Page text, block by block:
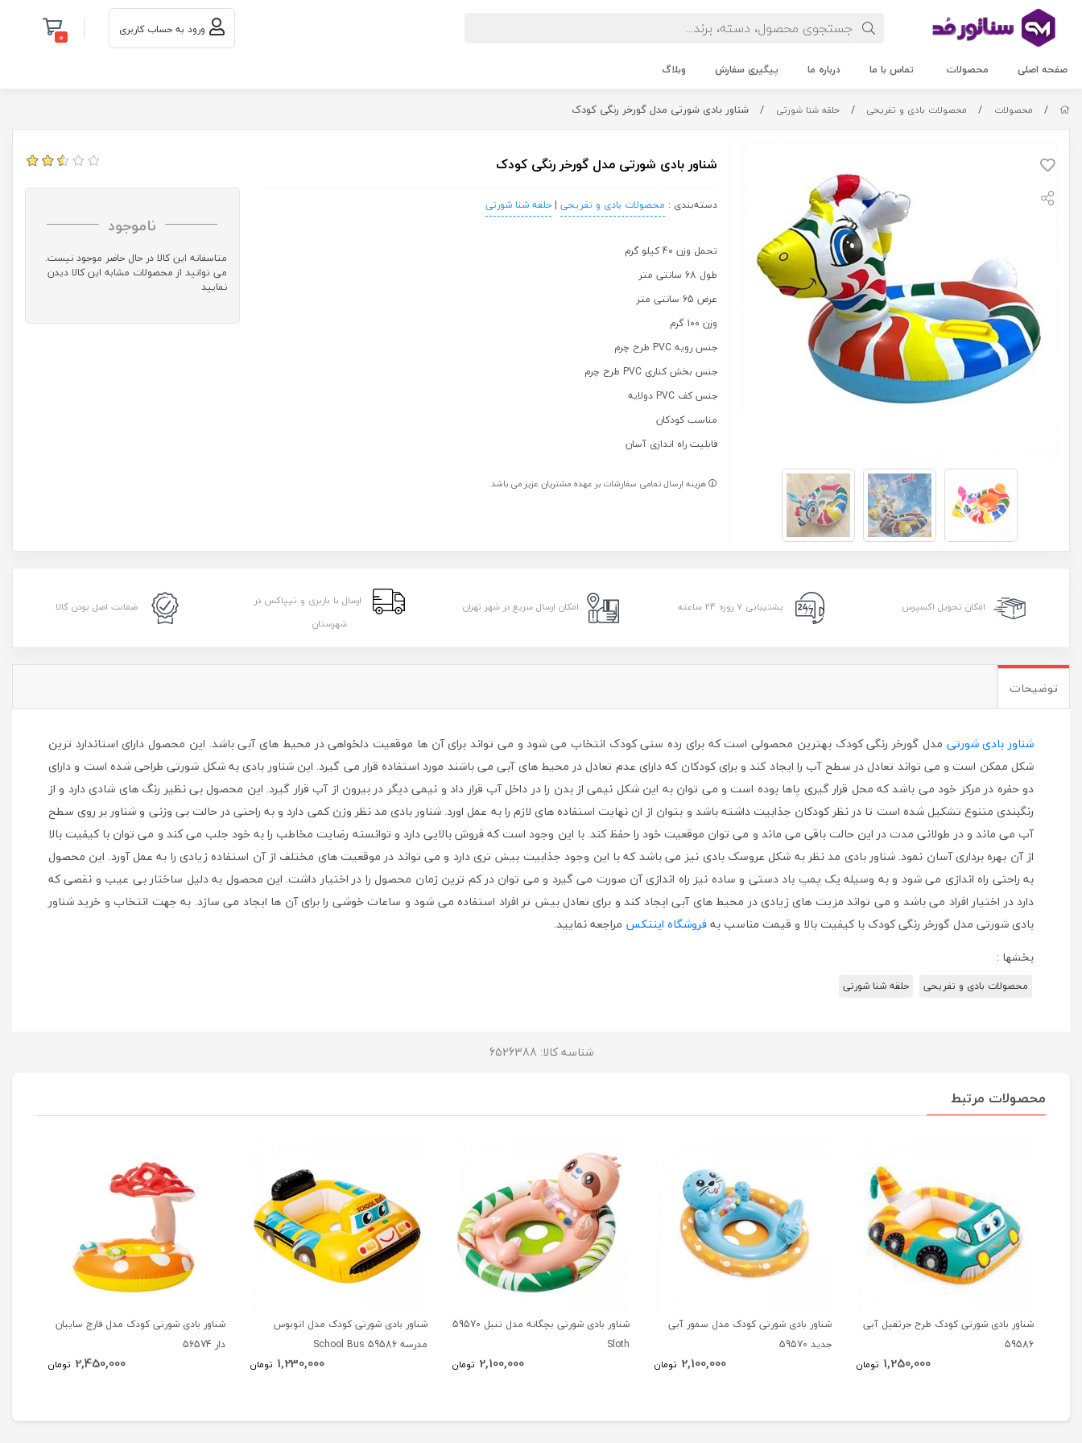
ورود به حساب کاربری 0
صفحه اصلی محصولات تماس با ما درباره ما پیگیری سفارش وبلاگ
/ محصولات / محصولات بادی و تفریحی / حلقه شنا شورتی / شناور بادی شورتی مدل گورخر رنگی کودک
شناور بادی شورتی مدل گورخر رنگی کودک
دسته‌بندی : محصولات بادی و تفریحی |حلقه شنا شورتی
تحمل وزن 40 کیلو گرم
طول 68 سانتی متر
عرض 65 سانتی متر
وزن 100 گرم
جنس رویه PVC طرح چرم
جنس بخش کناری PVC طرح چرم
جنس کف PVC دولایه
مناسب کودکان
قابلیت راه اندازی آسان
هزینه ارسال تمامی سفارشات بر عهده مشتریان عزیز می باشد.
ناموجود
متاسفانه این کالا در حال حاضر موجود نیست.
می توانید از محصولات مشابه این کالا دیدن
نمایید
امکان تحویل اکسپرس پشتیبانی ۷ روزه ۲۴ ساعته امکان ارسال سریع در شهر تهران
ارسال با باربری و تیپاکس در
شهرستان
ضمانت اصل بودن کالا
توضیحات
شناور بادی شورتی مدل گورخر رنگی کودک بهترین محصولی است که برای رده سنی کودک انتخاب می شود و می تواند برای آن ها موقعیت دلخواهی در محیط های آبی باشد. این محصول دارای استاندارد ترین
شکل ممکن است و می تواند تعادل در سطح آب را ایجاد کند و برای کودکان که دارای عدم تعادل در محیط های آبی می باشند مورد استفاده قرار می گیرد. این شناور بادی به شکل شورتی طراحی شده است و دارای
دو حفره در مرکز خود می باشد که محل قرار گیری پاها بوده است و می توان به این شکل نیمی از بدن را در داخل آب قرار داد و نیمی دیگر در بیرون از آب قرار گیرد. این محصول بی نظیر رنگ های شادی دارد و از
رنگبندی متنوع تشکیل شده است تا در نظر کودکان جذابیت داشته باشد و بتوان از ان نهایت استفاده های لازم را به عمل اورد. شناور بادی مد نظر وزن کمی دارد و به راحتی در حالت بی وزنی و شناور بر روی سطح
آب می ماند و در طولانی مدت در این حالت باقی می ماند و می توان موقعیت خود را حفظ کند. با این وجود است که فروش بالایی دارد و توانسته رضایت مخاطب را به خود جلب می کند و می توان با کیفیت بالا
از آن بهره برداری آسان نمود. شناور بادی مد نظر به شکل عروسک بادی نیز می باشد که با این وجود جذابیت بیش تری دارد و می تواند در موقعیت های مختلف از آن استفاده زیادی را به عمل آورد. این محصول
به راحتی راه اندازی می شود و به وسیله یک پمپ باد دستی و ساده نیز راه اندازی آن صورت می گیرد و می توان در کم ترین زمان محصول را در اختیار داشت. این محصول به دلیل ساختار بی عیب و نقصی که
دارد در اختیار افراد می باشد و می تواند مزیت های زیادی در محیط های آبی ایجاد کند و برای تعادل بیش تر افراد استفاده می شود و ساعات خوشی را برای آن ها ایجاد می سازد. به جهت انتخاب و خرید شناور
بادی شورتی مدل گورخر رنگی کودک با کیفیت بالا و قیمت مناسب بهفروشگاه اینتکس مراجعه نمایید.
بخشها :
محصولات بادی و تفریحی حلقه شنا شورتی
شناسه کالا: 6526388
محصولات مرتبط
شناور بادی شورتی کودک طرح جرثقیل آبی
59586
1,250,000 تومان
شناور بادی شورتی کودک مدل سمور آبی
جدید 59570
2,100,000 تومان
شناور بادی شورتی بچگانه مدل تنبل 59570
Sloth
2,100,000 تومان
شناور بادی شورتی کودک مدل اتوبوس
مدرسه 59586 School Bus
1,230,000 تومان
شناور بادی شورتی کودک مدل قارچ سایبان
دار 56574
2,450,000 تومان